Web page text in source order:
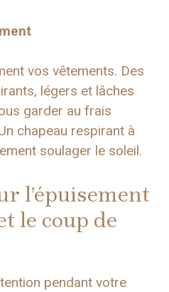
vos vêtements. Des
légers et lâches
garder au frais
chapeau respirant à
soulager le soleil.
l’épuisement
le coup de
pendant votre